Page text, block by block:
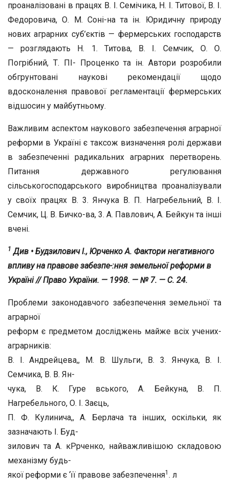
проаналізовані в працях В. І. Семічика, Н. І. Титової, В. І.
Федоровича, О. М. Соні-на та ін. Юридичну природу
нових аграрних суб’єктів — фермер­ських господарств
— розглядають Н. 1. Титова, В. І. Семчик, О. О.
Погрібний, Т. ПІ- Проценко та ін. Автори розробили
обгрунтовані наукові рекомендації щодо
вдосконалення правової регламентації фермерських
відшосин у майбутньому.
Важливим аспектом наукового забезпечення аграрної
реформи в Україні є таксож визначення ролі держави
в забезпеченні ради­кальних аграрних перетворень.
Питання державного регулювання
сільськогосподарського виробництва проаналізували
у своїх пра­цях В. 3. Янчука В. П. Нагребельний, В. І.
Семчик, Ц. В. Бичко-ва, 3. А. Павлович, А. Бейкун та інші
вчені.
1 Див • Будзилович І., Юрченко А. Фактори негативного
впливу на правове забезпе-:ння земельної реформи в
Україні // Право України. — 1998. — № 7. — С. 24.
Проблеми законодавчого забезпечення земельної та
аграрної
реформ є предметом досліджень майже всіх учених-
аграрників:
В. І. Андрейцева,, М. В. Шульги, В. 3. Янчука, В. І.
Семчика, В. В. Ян-
чука, В. К. Гуре вського, А. Бейкуна, В. П.
Нагребельного, О. І. Заєць,
П. Ф. Кулинича,, А. Берлача та інших, оскільки, як
зазначають І. Буд-
зилович та А. кРрченко, найважливішою складовою
механізму будь-
якої реформи є ‘її правове забезпечення1 . л